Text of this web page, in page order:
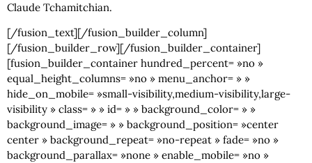
Claude Tchamitchian.
[/fusion_text][/fusion_builder_column]
[/fusion_builder_row][/fusion_builder_container]
[fusion_builder_container hundred_percent= »no »
equal_height_columns= »no » menu_anchor= » »
hide_on_mobile= »small-visibility,medium-visibility,large-
visibility » class= » » id= » » background_color= » »
background_image= » » background_position= »center
center » background_repeat= »no-repeat » fade= »no »
background_parallax= »none » enable_mobile= »no »